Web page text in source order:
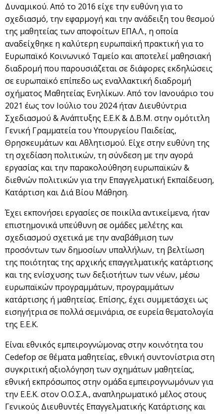
Δυναμικού. Από το 2016 είχε την ευθύνη για το
σχεδιασμό, την εφαρμογή και την ανάδειξη του θεσμού
της μαθητείας των αποφοίτων ΕΠΑ.Λ., η οποία
αναδείχθηκε η καλύτερη ευρωπαϊκή πρακτική για το
Ευρωπαϊκό Κοινωνικό Ταμείο και αποτελεί μαθησιακή
διαδρομή που παρουσιάζεται σε διάφορες εκδηλώσεις
σε ευρωπαϊκό επίπεδο ως εναλλακτική διαδρομή
σχήματος Μαθητείας Ενηλίκων. Από τον Ιανουάριο του
2021 έως τον Ιούλιο του 2024 ήταν Διευθύντρια
Σχεδιασμού & Ανάπτυξης Ε.Ε.Κ & Δ.Β.Μ. στην ομότιτλη
Γενική Γραμματεία του Υπουργείου Παιδείας,
Θρησκευμάτων και Αθλητισμού. Είχε στην ευθύνη της
τη σχεδίαση πολιτικών, τη σύνδεση με την αγορά
εργασίας και την παρακολούθηση ευρωπαϊκών &
διεθνών πολιτικών για την Επαγγελματική Εκπαίδευση,
Κατάρτιση και Διά Βίου Μάθηση.
Έχει εκπονήσει εργασίες σε ποικίλα αντικείμενα, ήταν
επιστημονικά υπεύθυνη σε ομάδες μελέτης και
σχεδιασμού σχετικά με την αναβάθμιση των
προσόντων των δημοσίων υπαλλήλων, τη βελτίωση
της ποιότητας της αρχικής επαγγελματικής κατάρτισης
και της ενίσχυσης των δεξιοτήτων των νέων, μέσω
ευρωπαϊκών προγραμμάτων, προγραμμάτων
κατάρτισης ή μαθητείας. Επίσης, έχει συμμετάσχει ως
εισηγήτρια σε πολλά σεμινάρια, σε ευρεία θεματολογία
της Ε.Ε.Κ.
Είναι εθνικός εμπειρογνώμονας στην κοινότητα του
Cedefop σε θέματα μαθητείας, εθνική συντονίστρια στη
συγκριτική αξιολόγηση των σχημάτων μαθητείας,
εθνική εκπρόσωπος στην ομάδα εμπειρογνωμόνων για
την Ε.Ε.Κ. στον Ο.Ο.Σ.Α., αναπληρωματικό μέλος στους
Γενικούς Διευθυντές Επαγγελματικής Κατάρτισης και